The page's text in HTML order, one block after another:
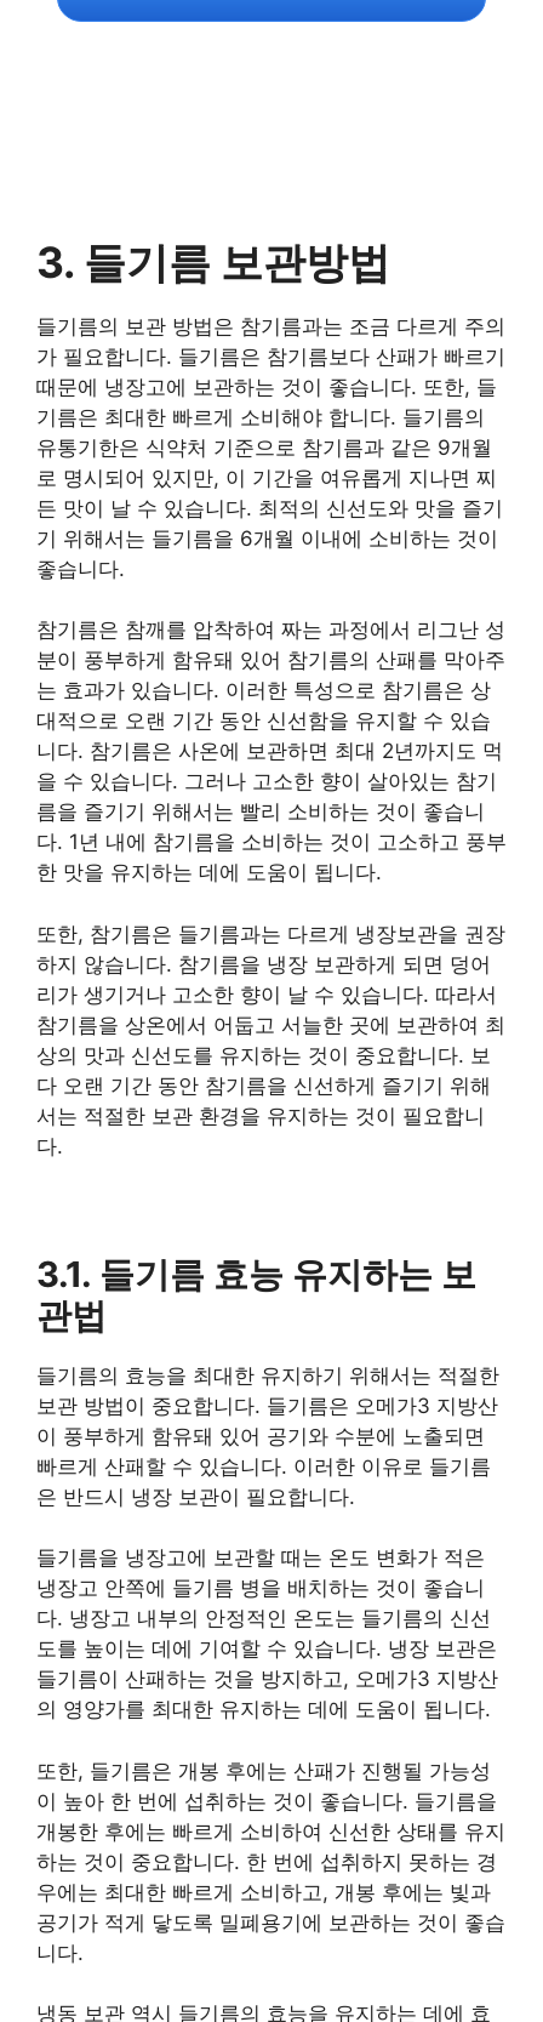
3. 들기름 보관방법
들기름의 보관 방법은 참기름과는 조금 다르게 주의
가 필요합니다. 들기름은 참기름보다 산패가 빠르기
때문에 냉장고에 보관하는 것이 좋습니다. 또한, 들
기름은 최대한 빠르게 소비해야 합니다. 들기름의
유통기한은 식약처 기준으로 참기름과 같은 9개월
로 명시되어 있지만, 이 기간을 여유롭게 지나면 찌
든 맛이 날 수 있습니다. 최적의 신선도와 맛을 즐기
기 위해서는 들기름을 6개월 이내에 소비하는 것이
좋습니다.
참기름은 참깨를 압착하여 짜는 과정에서 리그난 성
분이 풍부하게 함유돼 있어 참기름의 산패를 막아주
는 효과가 있습니다. 이러한 특성으로 참기름은 상
대적으로 오랜 기간 동안 신선함을 유지할 수 있습
니다. 참기름은 사온에 보관하면 최대 2년까지도 먹
을 수 있습니다. 그러나 고소한 향이 살아있는 참기
름을 즐기기 위해서는 빨리 소비하는 것이 좋습니
다. 1년 내에 참기름을 소비하는 것이 고소하고 풍부
한 맛을 유지하는 데에 도움이 됩니다.
또한, 참기름은 들기름과는 다르게 냉장보관을 권장
하지 않습니다. 참기름을 냉장 보관하게 되면 덩어
리가 생기거나 고소한 향이 날 수 있습니다. 따라서
참기름을 상온에서 어둡고 서늘한 곳에 보관하여 최
상의 맛과 신선도를 유지하는 것이 중요합니다. 보
다 오랜 기간 동안 참기름을 신선하게 즐기기 위해
서는 적절한 보관 환경을 유지하는 것이 필요합니
다.
3.1. 들기름 효능 유지하는 보
관법
들기름의 효능을 최대한 유지하기 위해서는 적절한
보관 방법이 중요합니다. 들기름은 오메가3 지방산
이 풍부하게 함유돼 있어 공기와 수분에 노출되면
빠르게 산패할 수 있습니다. 이러한 이유로 들기름
은 반드시 냉장 보관이 필요합니다.
들기름을 냉장고에 보관할 때는 온도 변화가 적은
냉장고 안쪽에 들기름 병을 배치하는 것이 좋습니
다. 냉장고 내부의 안정적인 온도는 들기름의 신선
도를 높이는 데에 기여할 수 있습니다. 냉장 보관은
들기름이 산패하는 것을 방지하고, 오메가3 지방산
의 영양가를 최대한 유지하는 데에 도움이 됩니다.
또한, 들기름은 개봉 후에는 산패가 진행될 가능성
이 높아 한 번에 섭취하는 것이 좋습니다. 들기름을
개봉한 후에는 빠르게 소비하여 신선한 상태를 유지
하는 것이 중요합니다. 한 번에 섭취하지 못하는 경
우에는 최대한 빠르게 소비하고, 개봉 후에는 빛과
공기가 적게 닿도록 밀폐용기에 보관하는 것이 좋습
니다.
냉동 보관 역시 들기름의 효능을 유지하는 데에 효